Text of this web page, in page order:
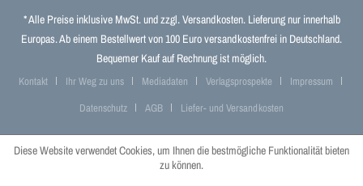
* Alle Preise inklusive MwSt. und zzgl.Versandkosten. Lieferung nur innerhalb
Europas. Ab einem Bestellwert von 100 Euro versandkostenfrei in Deutschland.
Bequemer Kauf auf Rechnung ist möglich.
Kontakt Ihr Weg zu uns Mediadaten Verlagsprospekte
Impressum
Datenschutz
AGB Liefer- und Versandkosten
Diese Website verwendet Cookies, um Ihnen die bestmögliche Funktionalität bieten
zu können.